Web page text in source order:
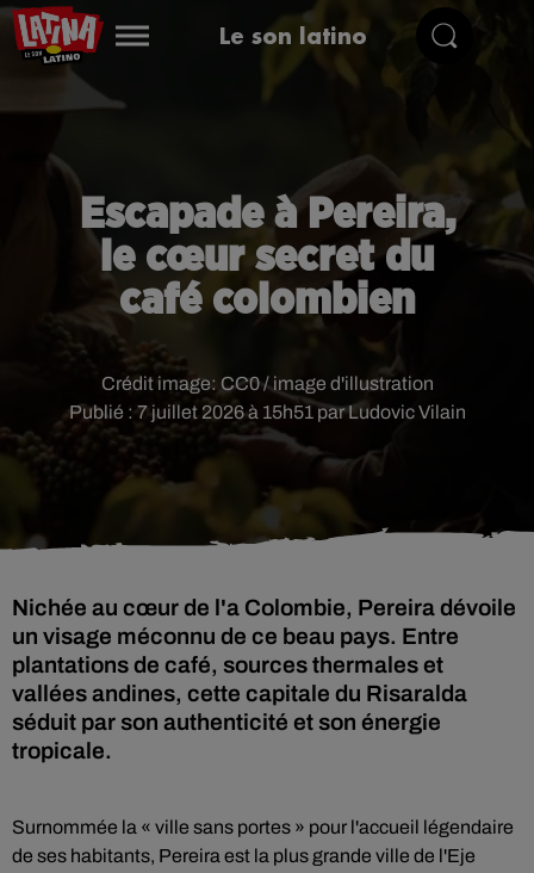
Le son latino
Escapade à Pereira,
le cœur secret du
café colombien
Publié : 7 juillet 2026 à 15h51 par Ludovic Vilain
Crédit image: CC0 / image d'illustration
Nichée au cœur de l'a Colombie, Pereira dévoile
un visage méconnu de ce beau pays. Entre
plantations de café, sources thermales et
vallées andines, cette capitale du Risaralda
séduit par son authenticité et son énergie
Surnommée la « ville sans portes » pour l'accueil légendaire
de ses habitants, Pereira est la plus grande ville de l'Eje